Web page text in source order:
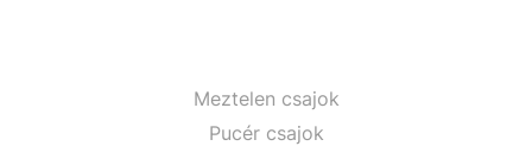
Meztelen csajok
Pucér csajok